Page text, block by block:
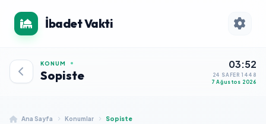
İbadet Vakti
KONUM
Sopiste
03:52
24 SAFER 1448
7 Ağustos 2026
Ana Sayfa Konumlar Sopiste